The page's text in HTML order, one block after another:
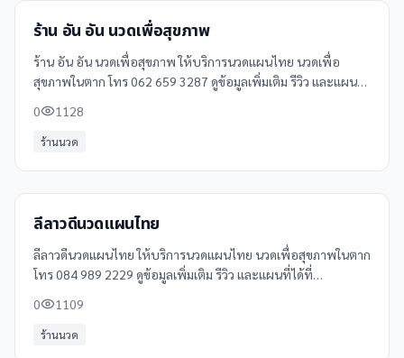
ร้าน อัน อัน นวดเพื่อสุขภาพ
ร้าน อัน อัน นวดเพื่อสุขภาพ ให้บริการนวดแผนไทย นวดเพื่อ
สุขภาพในตาก โทร 062 659 3287 ดูข้อมูลเพิ่มเติม รีวิว และแผนที่
0 1128
ร้านนวด
ลีลาวดีนวดแผนไทย
ลีลาวดีนวดแผนไทย ให้บริการนวดแผนไทย นวดเพื่อสุขภาพในตาก
โทร 084 989 2229 ดูข้อมูลเพิ่มเติม รีวิว และแผนที่ได้ที่
0 1109
ร้านนวด